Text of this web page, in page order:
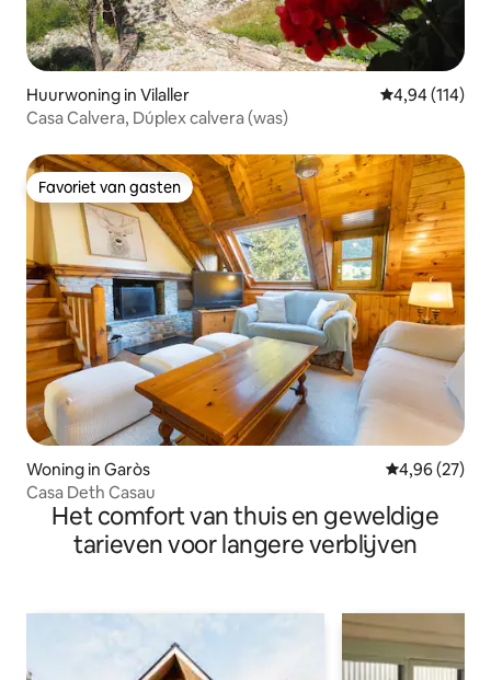
Huurwoning in Vilaller Gemiddelde
4,94 (114)
Casa Calvera, Dúplex calvera (was)
Favoriet van gasten
Favoriet van gasten
Woning in Garòs Gemiddelde
4,96 (27)
Casa Deth Casau
Het comfort van thuis en geweldige
tarieven voor langere verblijven